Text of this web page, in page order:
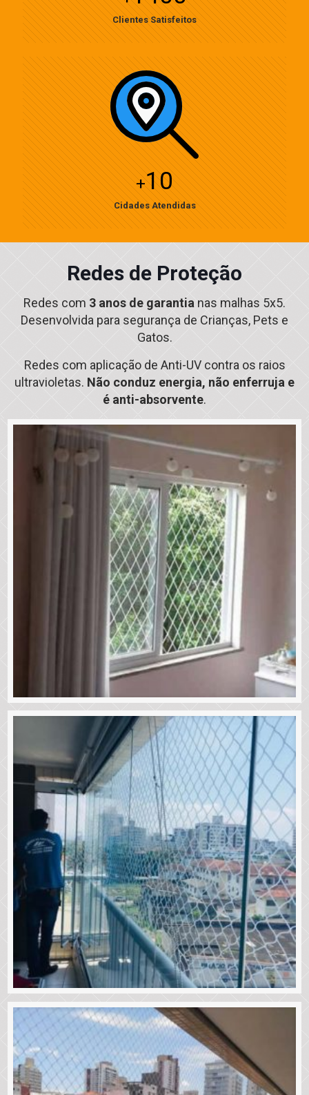
Clientes Satisfeitos
+10
Cidades Atendidas
Redes de Proteção
Redes com 3 anos de garantia nas malhas 5x5.
Desenvolvida para segurança de Crianças, Pets e
Gatos.
Redes com aplicação de Anti-UV contra os raios
ultravioletas. Não conduz energia, não enferruja e
é anti-absorvente.